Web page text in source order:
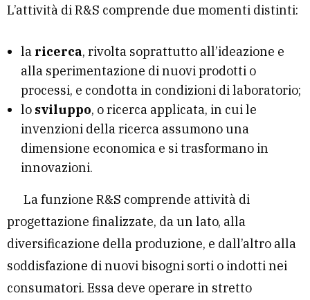
L’attività di R&S comprende due momenti distinti:
la ricerca, rivolta soprattutto all’ideazione e
alla sperimentazione di nuovi prodotti o
processi, e condotta in condizioni di laboratorio;
lo sviluppo, o ricerca applicata, in cui le
invenzioni della ricerca assumono una
dimensione economica e si trasformano in
innovazioni.
La funzione R&S comprende attività di
progettazione finalizzate, da un lato, alla
diversificazione della produzione, e dall’altro alla
soddisfazione di nuovi bisogni sorti o indotti nei
consumatori. Essa deve operare in stretto